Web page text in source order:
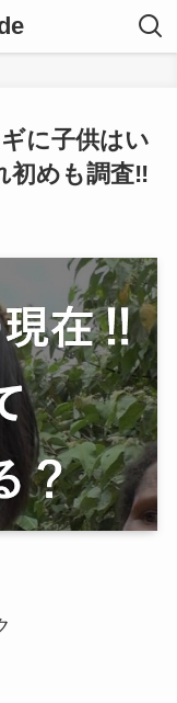
に子供はい
初めも調査‼